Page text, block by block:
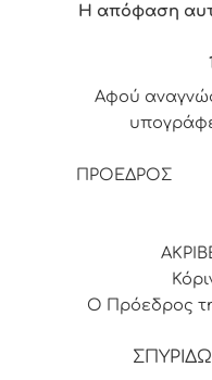
Η απόφαση
Αφού
Ο Πρόεδρος